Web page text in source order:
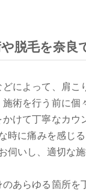
脱毛を奈良
によって、肩こ
術を行う前に個
けて丁寧なカウ
時に痛みを感じ
伺いし、適切な
あらゆる箇所を